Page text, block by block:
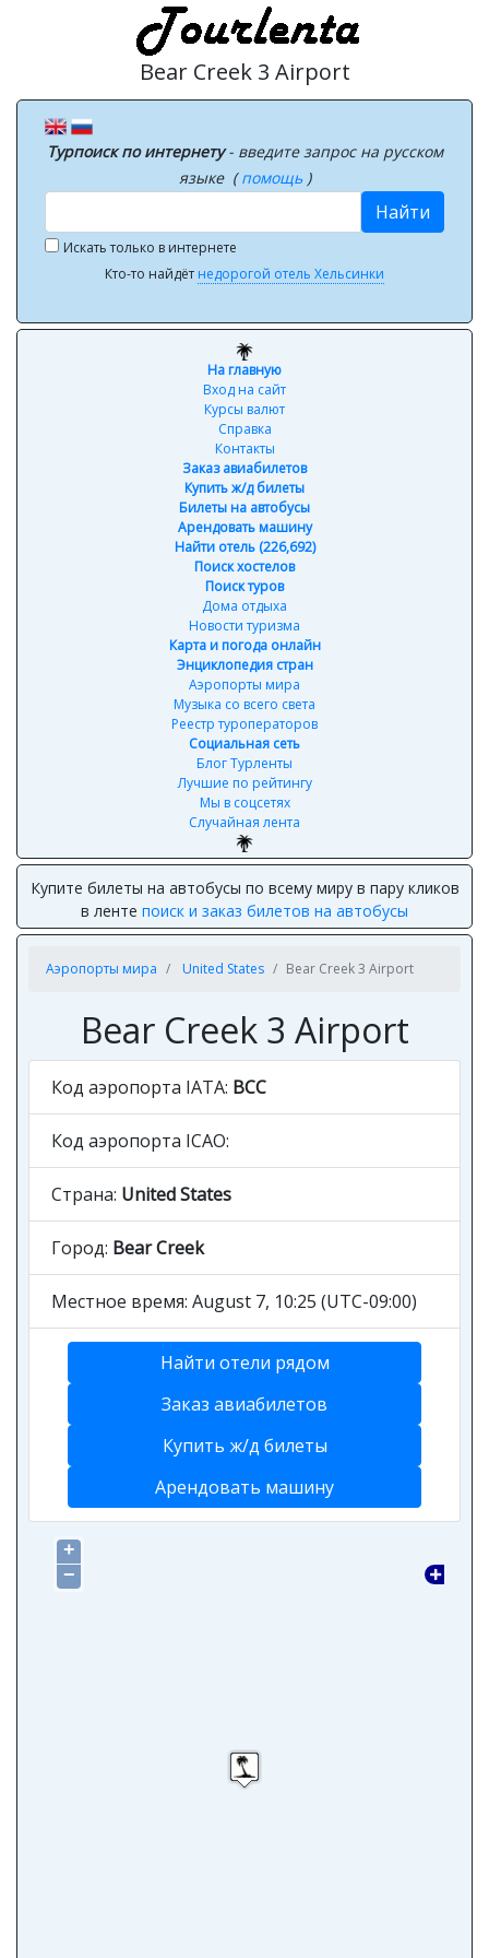
Bear Creek 3 Airport
Турпоиск по интернету- введите запрос на русском
языке (помощь )
Найти
Искать только в интернете
Кто-то найдёт недорогой отель Хельсинки
На главную
Вход на сайт
Курсы валют
Справка
Контакты
Заказ авиабилетов
Купить ж/д билеты
Билеты на автобусы
Арендовать машину
Найти отель (226,692)
Поиск хостелов
Поиск туров
Дома отдыха
Новости туризма
Карта и погода онлайн
Энциклопедия стран
Аэропорты мира
Музыка со всего света
Реестр туроператоров
Социальная сеть
Блог Турленты
Лучшие по рейтингу
Мы в соцсетях
Случайная лента
Купите билеты на автобусы по всему миру в пару кликов
в ленте поиск и заказ билетов на автобусы
Аэропорты мира United States Bear Creek 3 Airport
Bear Creek 3 Airport
Код аэропорта IATA: BCC
Код аэропорта ICAO:
Страна: United States
Город: Bear Creek
Местное время: August 7, 10:25 (UTC-09:00)
Найти отели рядом
Заказ авиабилетов
Купить ж/д билеты
Арендовать машину
+
−